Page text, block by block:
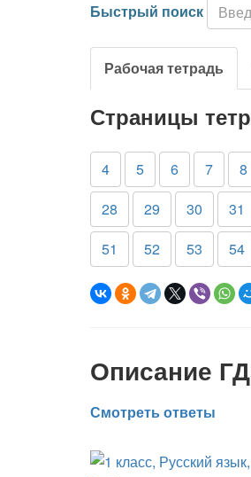
Быстрый поиск
Рабочая тетрадь
Страницы
4 5 6 7 8
28
29 30 31
51
52 53 54
Описание
Смотреть ответы